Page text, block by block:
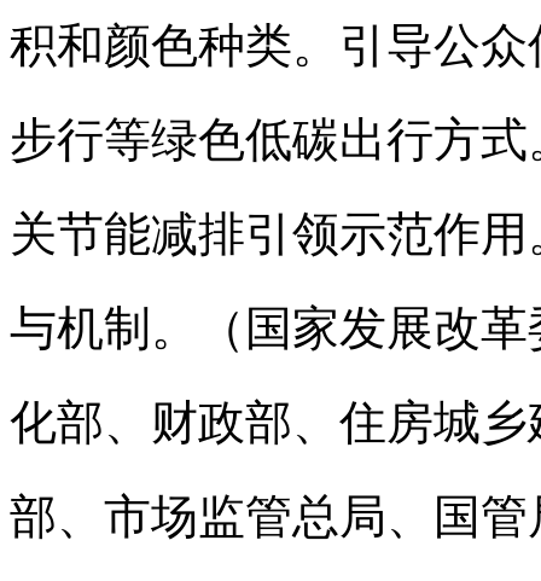
积和颜色种类。引导公
步行等绿色低碳出行方
关节能减排引领示范作
与机制。（国家发展改
化部、财政部、住房城
部、市场监管总局、国